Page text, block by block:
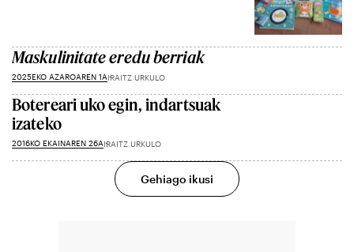
Maskulinitate eredu berriak
2025EKO AZAROAREN 1AIRAITZ URKULO
Botereari uko egin, indartsuak
izateko
2016KO EKAINAREN 26AIRAITZ URKULO
Gehiago ikusi